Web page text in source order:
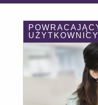
UŻYTKOWNICY